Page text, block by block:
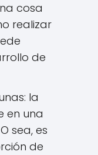
cosa
realizar
de
la
en una
sea, es
de